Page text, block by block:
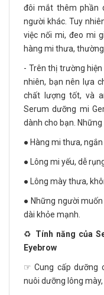
đôi mắt thêm phần
người khác. Tuy
việc nối mi, đeo mi
hàng mi thưa,
- Trên thị trường
nhiên, bạn nên lựa
chất lượng tốt, và
Serum dưỡng mi
dành cho bạn. Những
● Hàng mi thưa, ngắn
● Lông mi yếu, dễ
● Lông mày thưa,
● Những người
dài khỏe mạnh.
♻️ Tính năng của
Eyebrow
☞ Cung cấp dưỡng
nuôi dưỡng lông mày,